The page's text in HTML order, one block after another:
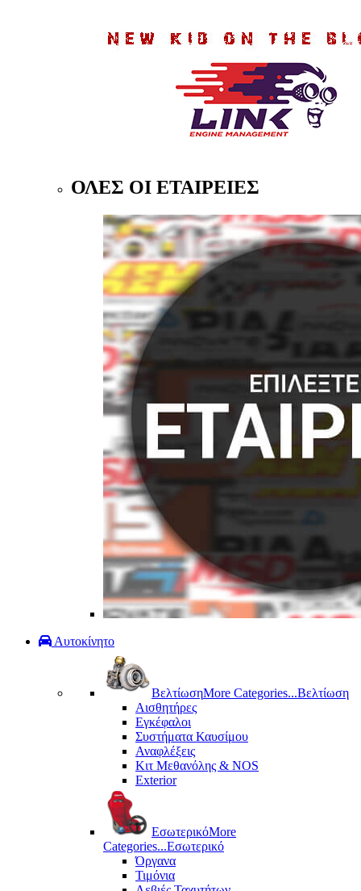
ΟΛΕΣ ΟΙ ΕΤΑΙΡΕΙΕΣ
Αυτοκίνητο
ΒελτίωσηMore Categories...Βελτίωση
Αισθητήρες
Εγκέφαλοι
Συστήματα Καυσίμου
Αναφλέξεις
Κιτ Μεθανόλης & ΝΟS
Exterior
ΕσωτερικόMore
Categories...Εσωτερικό
Όργανα
Τιμόνια